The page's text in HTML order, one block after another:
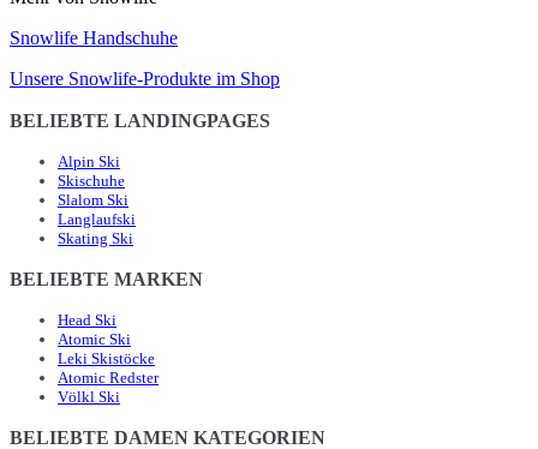
Snowlife Handschuhe
Unsere Snowlife-Produkte im Shop
BELIEBTE LANDINGPAGES
Alpin Ski
Skischuhe
Slalom Ski
Langlaufski
Skating Ski
BELIEBTE MARKEN
Head Ski
Atomic Ski
Leki Skistöcke
Atomic Redster
Völkl Ski
BELIEBTE DAMEN KATEGORIEN